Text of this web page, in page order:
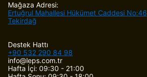
Mağaza Adresi:
Ertuğrul Mahallesi Hükümet Caddesi No:46
Tekirdağ
Destek Hattı
+90 532 290 84 98
info@leps.com.tr
Hafta İçi: 09:30 - 21:00